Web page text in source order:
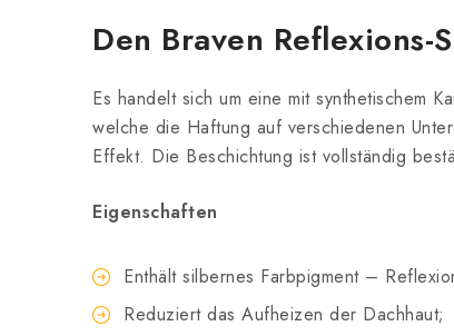
Den Braven Reflexions-
Es handelt sich um eine mit synthetischem
welche die Haftung auf verschiedenen
Effekt. Die Beschichtung ist vollständig
Eigenschaften
Enthält silbernes Farbpigment –
Reduziert das Aufheizen der Dachhaut;